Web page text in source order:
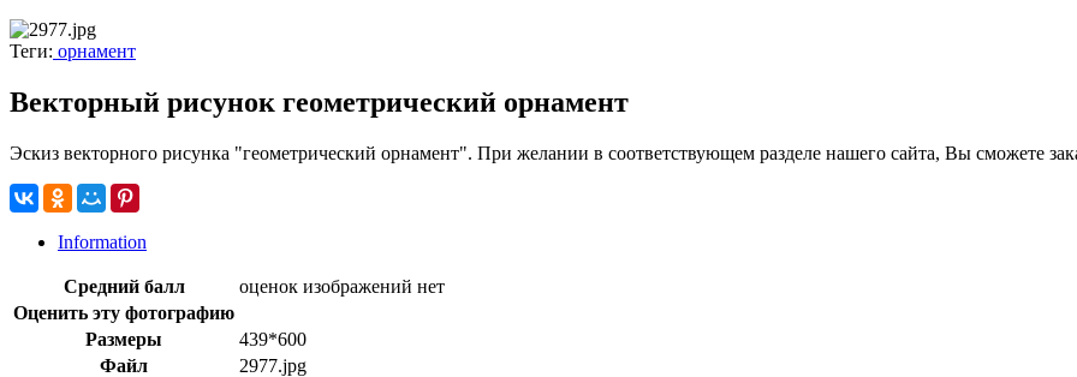
Теги: орнамент
Векторный рисунок геометрический орнамент
Эскиз векторного рисунка "геометрический орнамент". При желании в соответствующем разделе нашего сайта, Вы сможете
Information
Средний балл
оценок изображений нет
Оценить эту фотографию
Размеры
439*600
Файл
2977.jpg